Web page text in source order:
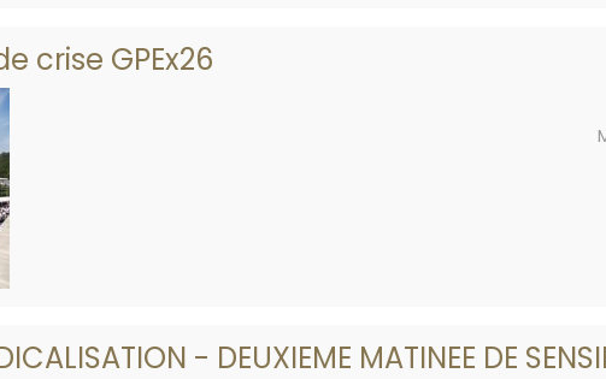
crise GPEx26
- DEUXIEME MATINEE DE